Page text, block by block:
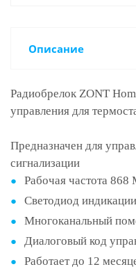
Описание
Радиобрелок ZONT
управления для
Предназначен для
сигнализации
Рабочая частота 868
Светодиод
Многоканальный
Диалоговый код
Работает до 12